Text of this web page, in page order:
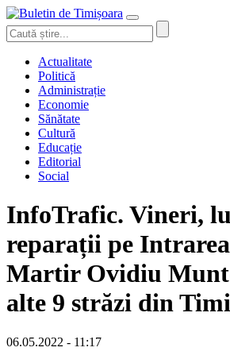
Actualitate
Politică
Administrație
Economie
Sănătate
Cultură
Educație
Editorial
Social
InfoTrafic. Vineri,
reparații pe
Martir Ovidiu
alte 9 străzi din
06.05.2022 - 11:17